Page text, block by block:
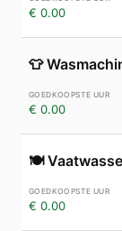
€ 0.00
👕
€ 0.00
🍽️
€ 0.00